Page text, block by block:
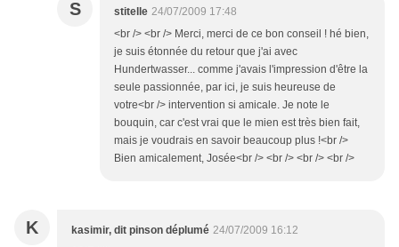
S stitelle 24/07/2009 17:48
<br /> <br /> Merci, merci de ce bon conseil ! hé bien,
je suis étonnée du retour que j'ai avec
Hundertwasser... comme j'avais l'impression d'être la
seule passionnée, par ici, je suis heureuse de
votre<br /> intervention si amicale. Je note le
bouquin, car c'est vrai que le mien est très bien fait,
mais je voudrais en savoir beaucoup plus !<br />
Bien amicalement, Josée<br /> <br /> <br /> <br />
K kasimir, dit pinson déplumé 24/07/2009 16:12